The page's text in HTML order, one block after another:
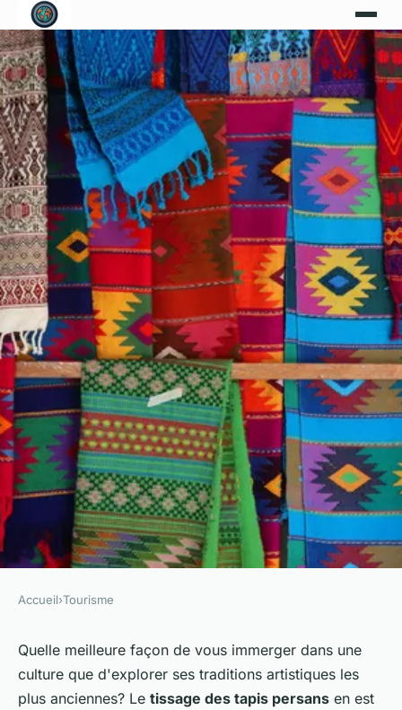
Comment découvrir les
traditions de tissage de tapis
Accueil›Tourisme
Quelle meilleure façon de vous immerger dans une
culture que d'explorer ses traditions artistiques les
plus anciennes? Le tissage des tapis persans en est